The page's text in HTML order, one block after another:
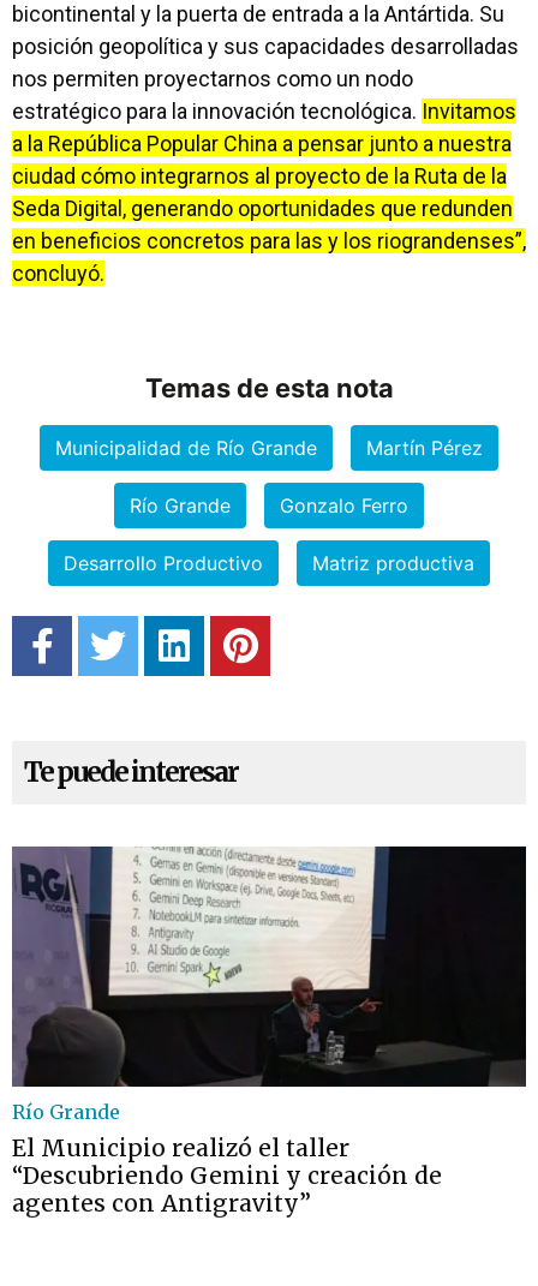
bicontinental y la puerta de entrada a la Antártida. Su
posición geopolítica y sus capacidades desarrolladas
nos permiten proyectarnos como un nodo
estratégico para la innovación tecnológica. Invitamos
a la República Popular China a pensar junto a nuestra
ciudad cómo integrarnos al proyecto de la Ruta de la
Seda Digital, generando oportunidades que redunden
en beneficios concretos para las y los riograndenses”,
concluyó.
Temas de esta nota
Municipalidad de Río Grande Martín Pérez
Río Grande Gonzalo Ferro
Desarrollo Productivo Matriz productiva
Te puede interesar
Río Grande
El Municipio realizó el taller
“Descubriendo Gemini y creación de
agentes con Antigravity”